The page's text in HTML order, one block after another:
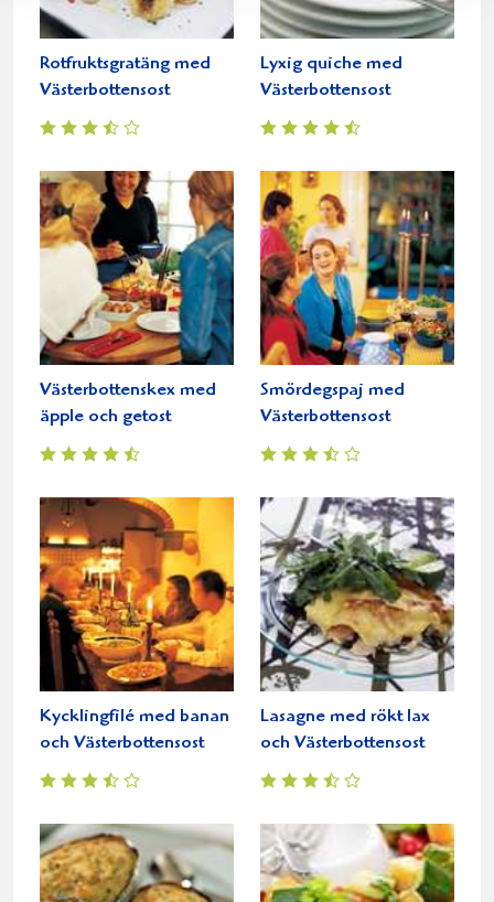
Rotfruktsgratäng med
Västerbottensost
Lyxig quiche med
Västerbottensost
Västerbottenskex med
äpple och getost
Smördegspaj med
Västerbottensost
Kycklingfilé med banan
och Västerbottensost
Lasagne med rökt lax
och Västerbottensost